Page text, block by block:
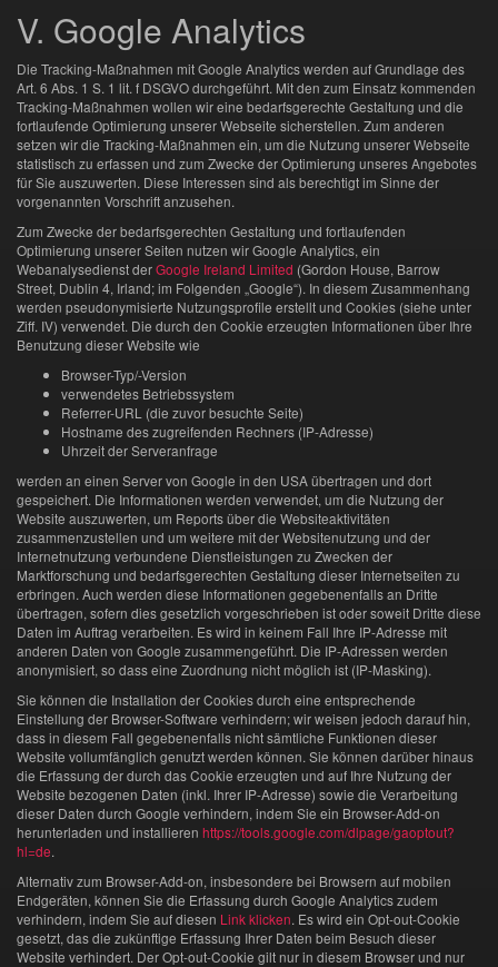
V. Google Analytics
Die Tracking-Maßnahmen mit Google Analytics werden auf Grundlage des
Art. 6 Abs. 1 S. 1 lit. f DSGVO durchgeführt. Mit den zum Einsatz kommenden
Tracking-Maßnahmen wollen wir eine bedarfsgerechte Gestaltung und die
fortlaufende Optimierung unserer Webseite sicherstellen. Zum anderen
setzen wir die Tracking-Maßnahmen ein, um die Nutzung unserer Webseite
statistisch zu erfassen und zum Zwecke der Optimierung unseres Angebotes
für Sie auszuwerten. Diese Interessen sind als berechtigt im Sinne der
vorgenannten Vorschrift anzusehen.
Zum Zwecke der bedarfsgerechten Gestaltung und fortlaufenden
Optimierung unserer Seiten nutzen wir Google Analytics, ein
Webanalysedienst derGoogle Ireland Limited (Gordon House, Barrow
Street, Dublin 4, Irland; im Folgenden „Google“). In diesem Zusammenhang
werden pseudonymisierte Nutzungsprofile erstellt und Cookies (siehe unter
Ziff. IV) verwendet. Die durch den Cookie erzeugten Informationen über Ihre
Benutzung dieser Website wie
Browser-Typ/-Version
verwendetes Betriebssystem
Referrer-URL (die zuvor besuchte Seite)
Hostname des zugreifenden Rechners (IP-Adresse)
Uhrzeit der Serveranfrage
werden an einen Server von Google in den USA übertragen und dort
gespeichert. Die Informationen werden verwendet, um die Nutzung der
Website auszuwerten, um Reports über die Websiteaktivitäten
zusammenzustellen und um weitere mit der Websitenutzung und der
Internetnutzung verbundene Dienstleistungen zu Zwecken der
Marktforschung und bedarfsgerechten Gestaltung dieser Internetseiten zu
erbringen. Auch werden diese Informationen gegebenenfalls an Dritte
übertragen, sofern dies gesetzlich vorgeschrieben ist oder soweit Dritte diese
Daten im Auftrag verarbeiten. Es wird in keinem Fall Ihre IP-Adresse mit
anderen Daten von Google zusammengeführt. Die IP-Adressen werden
anonymisiert, so dass eine Zuordnung nicht möglich ist (IP-Masking).
Sie können die Installation der Cookies durch eine entsprechende
Einstellung der Browser-Software verhindern; wir weisen jedoch darauf hin,
dass in diesem Fall gegebenenfalls nicht sämtliche Funktionen dieser
Website vollumfänglich genutzt werden können. Sie können darüber hinaus
die Erfassung der durch das Cookie erzeugten und auf Ihre Nutzung der
Website bezogenen Daten (inkl. Ihrer IP-Adresse) sowie die Verarbeitung
dieser Daten durch Google verhindern, indem Sie ein Browser-Add-on
herunterladen und installieren https://tools.google.com/dlpage/gaoptout?
hl=de.
Alternativ zum Browser-Add-on, insbesondere bei Browsern auf mobilen
Endgeräten, können Sie die Erfassung durch Google Analytics zudem
verhindern, indem Sie auf diesen Link klicken. Es wird ein Opt-out-Cookie
gesetzt, das die zukünftige Erfassung Ihrer Daten beim Besuch dieser
Website verhindert. Der Opt-out-Cookie gilt nur in diesem Browser und nur